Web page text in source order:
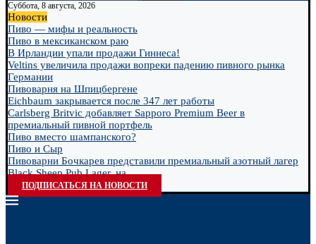
Суббота, 8 августа, 2026
Новости
Пиво — мифы и реальность
Пиво в мексиканском раю
В Ирландии упали продажи Гиннеса!
Veltins увеличила продажи вопреки падению пивного рынка
Германии
Пивоварня на Шпицбергене
Eichbaum закрывается после 347 лет работы
Carlsberg Britvic добавляет Sapporo Premium Beer в
премиальный пивной портфель
Пиво вместо шампанского?
Пиво и Сыр
Пивоварни Бочкарев представили премиальный азотный лагер
Black Sheep Pub Lager, на...
ПОДПИСАТЬСЯ НА НОВОСТИ